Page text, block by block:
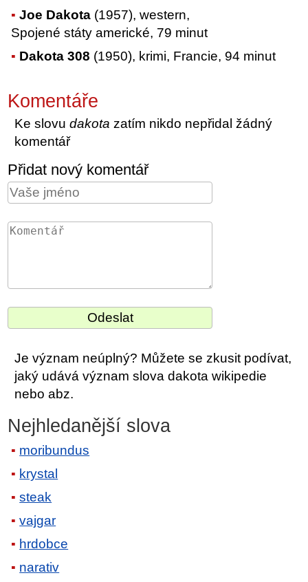
Joe Dakota (1957), western,
Spojené státy americké, 79 minut
Dakota 308 (1950), krimi, Francie, 94 minut
Komentáře
Ke slovudakota zatím nikdo nepřidal žádný
komentář
Přidat nový komentář
Je význam neúplný? Můžete se zkusit podívat,
jaký udává význam slova dakota wikipedie
nebo abz.
Nejhledanější slova
moribundus
krystal
steak
vajgar
hrdobce
narativ